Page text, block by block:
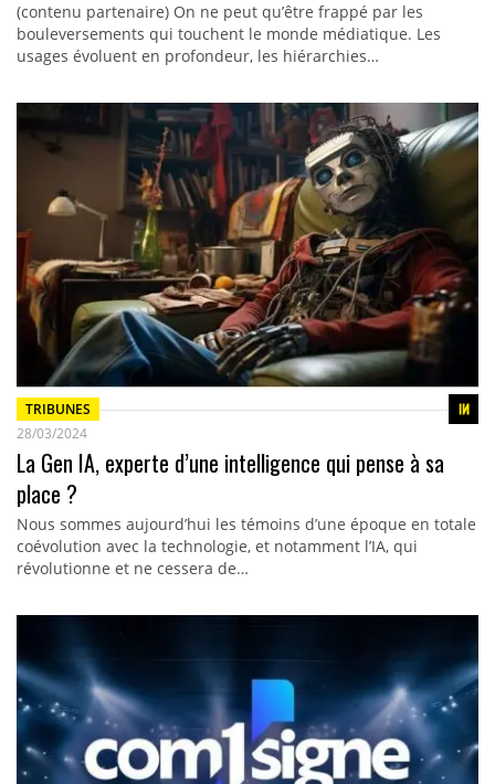
(contenu partenaire) On ne peut qu’être frappé par les
bouleversements qui touchent le monde médiatique. Les
usages évoluent en profondeur, les hiérarchies…
TRIBUNES
28/03/2024
La Gen IA, experte d’une intelligence qui pense à sa
place ?
Nous sommes aujourd’hui les témoins d’une époque en totale
coévolution avec la technologie, et notamment l’IA, qui
révolutionne et ne cessera de…